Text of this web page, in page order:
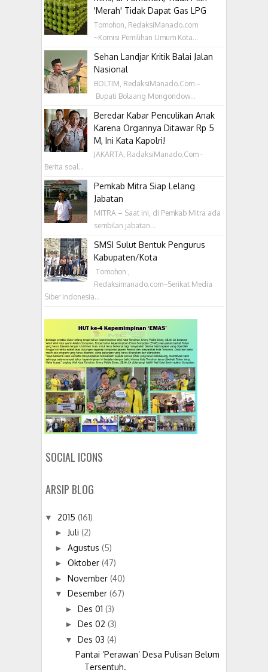
'Merah' Tidak Dapat Gas LPG
Tomohon, RedaksiManado.com
~Komisi Pemilihan Umum Kota...
Sehan Landjar Kritik Balai Jalan
Nasional
BOLTIM, RedaksiManado.Com –
Bupati Bolaang Mongondow...
Beredar Kabar Penculikan Anak
Karena Organnya Ditawar Rp 5
M, Ini Kata Kapolri!
JAKARTA, RadaksiManado.Com -
Berita soal...
Pemkab Mitra Siap Lelang
Jabatan
MITRA – Saat ini, di Pemkab Mitra ada
sembilan jabatan...
SMSI Sulut Bentuk Pengurus
Kabupaten/Kota
‎ Tomohon ,
Redaksimanado.com~Serikat Media
Siber Indonesia...
SOCIAL ICONS
ARSIP BLOG
▼ 2015 (161)
► Juli (2)
► Agustus (5)
► Oktober (47)
► November (40)
▼ Desember (67)
► Des 01 (3)
► Des 02 (3)
▼ Des 03 (4)
Pantai ‘Perawan’ Desa Pulisan Belum
Tersentuh.